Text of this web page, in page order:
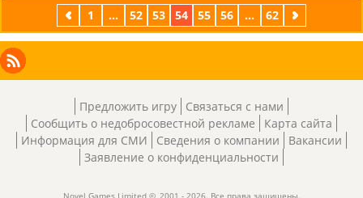
предыдущая
1 ... 52 53 54 55 56 ... 62 следующая
Facebook
Instagram
X
LinkedIn
RSS
Предложить игру
Связаться с нами
Сообщить о недобросовестной рекламе
Карта сайта
Информация для СМИ
Сведения о компании
Вакансии
Заявление о конфиденциальности
Novel Games Limited ©, 2001 - 2026. Все права защищены.